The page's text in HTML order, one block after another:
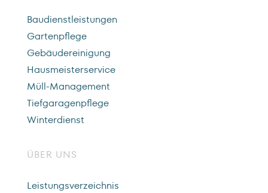
Baudienstleistungen
Gartenpflege
Gebäudereinigung
Hausmeisterservice
Müll-Management
Tiefgaragenpflege
Winterdienst
ÜBER UNS
Leistungsverzeichnis